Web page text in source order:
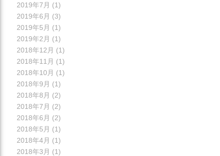
2019年7月 (1)
2019年6月 (3)
2019年5月 (1)
2019年2月 (1)
2018年12月 (1)
2018年11月 (1)
2018年10月 (1)
2018年9月 (1)
2018年8月 (2)
2018年7月 (2)
2018年6月 (2)
2018年5月 (1)
2018年4月 (1)
2018年3月 (1)